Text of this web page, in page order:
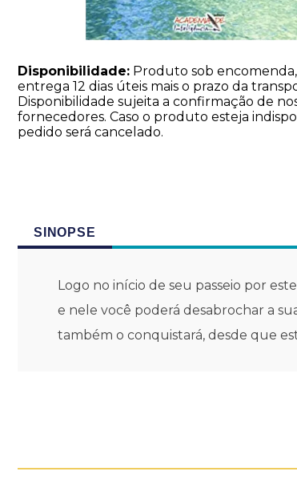
Disponibilidade: Produto sob
entrega 12 dias úteis mais o prazo da
Disponibilidade sujeita a confirmação de
fornecedores. Caso o produto esteja
pedido será cancelado.
SINOPSE
Logo no início de seu passeio por
e nele você poderá desabrochar a
também o conquistará, desde que